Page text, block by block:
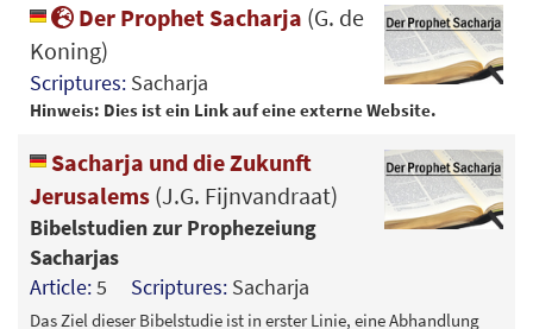
Der Prophet Sacharja (G. de
Koning)
Scriptures: Sacharja
Hinweis: Dies ist ein Link auf eine externe Website.
Sacharja und die Zukunft
Jerusalems (J.G. Fijnvandraat)
Bibelstudien zur Prophezeiung
Sacharjas
Article:5 Scriptures: Sacharja
Das Ziel dieser Bibelstudie ist in erster Linie, eine Abhandlung